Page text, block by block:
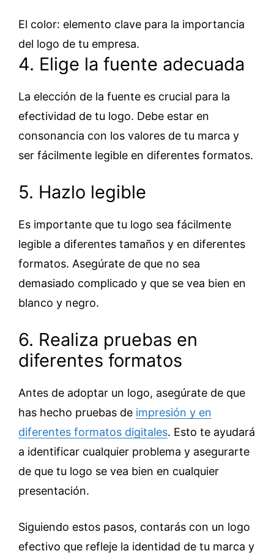
El color: elemento clave para la importancia
del logo de tu empresa.
4. Elige la fuente adecuada
La elección de la fuente es crucial para la
efectividad de tu logo. Debe estar en
consonancia con los valores de tu marca y
ser fácilmente legible en diferentes formatos.
5. Hazlo legible
Es importante que tu logo sea fácilmente
legible a diferentes tamaños y en diferentes
formatos. Asegúrate de que no sea
demasiado complicado y que se vea bien en
blanco y negro.
6. Realiza pruebas en
diferentes formatos
Antes de adoptar un logo, asegúrate de que
has hecho pruebas de impresión y en
diferentes formatos digitales. Esto te ayudará
a identificar cualquier problema y asegurarte
de que tu logo se vea bien en cualquier
presentación.
Siguiendo estos pasos, contarás con un logo
efectivo que refleje la identidad de tu marca y